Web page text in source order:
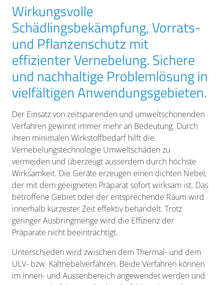
Wirkungsvolle
Schädlingsbekämpfung, Vorrats-
und Pflanzenschutz mit
effizienter Vernebelung. Sichere
und nachhaltige Problemlösung in
vielfältigen Anwendungsgebieten.
Der Einsatz von zeitsparenden und umweltschonenden
Verfahren gewinnt immer mehr an Bedeutung. Durch
ihren minimalen Wirkstoffbedarf hilft die
Vernebelungstechnologie Umweltschäden zu
vermeiden und überzeugt ausserdem durch höchste
Wirksamkeit. Die Geräte erzeugen einen dichten Nebel,
der mit dem geeigneten Präparat sofort wirksam ist. Das
betroffene Gebiet oder der entsprechende Raum wird
innerhalb kürzester Zeit effektiv behandelt. Trotz
geringer Ausbringmenge wird die Effizienz der
Präparate nicht beeinträchtigt.
Unterschieden wird zwischen dem Thermal- und dem
ULV- bzw. Kaltnebelverfahren. Beide Verfahren können
im Innen- und Aussenbereich angewendet werden und